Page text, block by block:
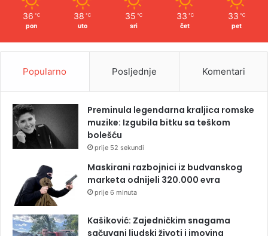
36 ℃
pon
38 ℃
uto
35 ℃
sri
33 ℃
čet
33 ℃
pet
Popularno Posljednje Komentari
Preminula legendarna kraljica romske
muzike: Izgubila bitku sa teškom
bolešću
prije 52 sekundi
Maskirani razbojnici iz budvanskog
marketa odnijeli 320.000 evra
prije 6 minuta
Kašiković: Zajedničkim snagama
sačuvani ljudski životi i imovina